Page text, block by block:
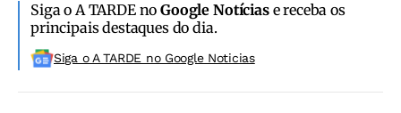
Siga o A TARDE noGoogle Notíciase receba os
principais destaques do dia.
Siga o A TARDE no Google Noticias